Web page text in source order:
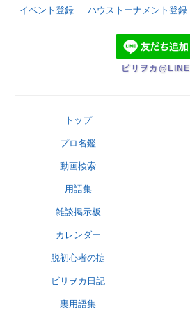
イベント登録
ハウストーナメント登録
ビリヲカ@LINE
トップ
プロ名鑑
動画検索
用語集
雑談掲示板
カレンダー
脱初心者の掟
ビリヲカ日記
裏用語集